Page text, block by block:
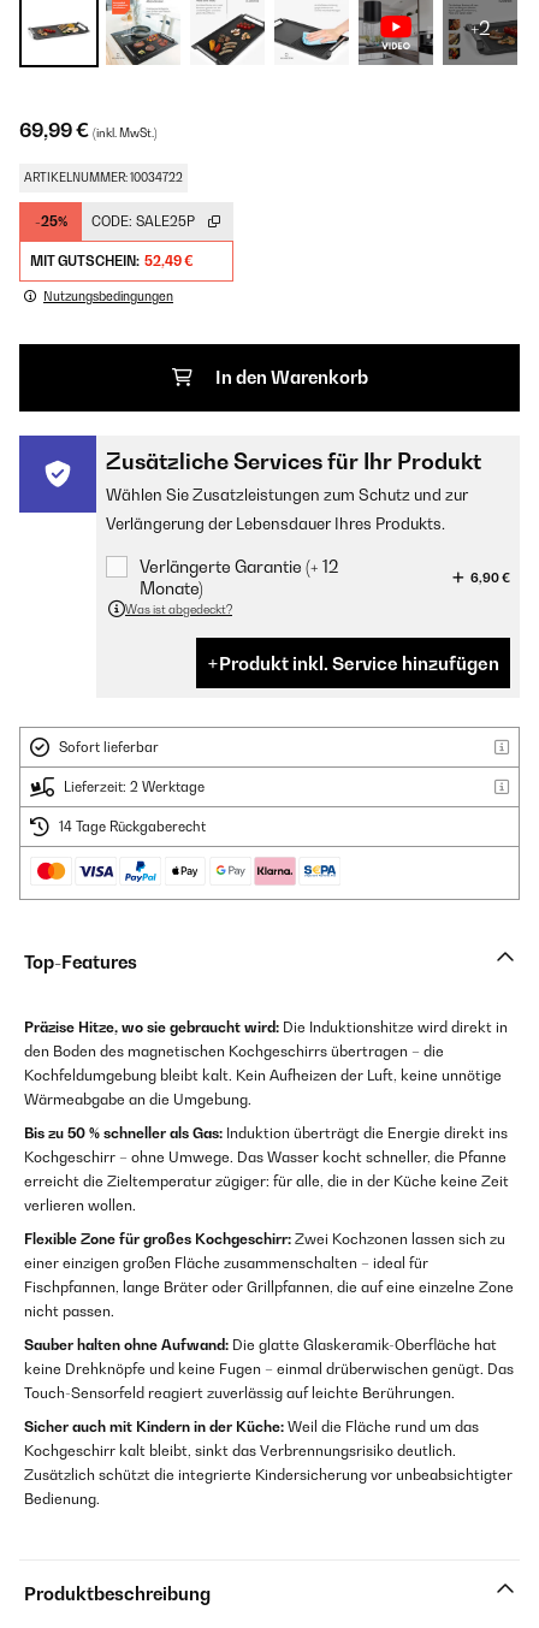
+2
69,99 € (inkl. MwSt.)
ARTIKELNUMMER: 10034722
-25% CODE: SALE25P
MIT GUTSCHEIN: 52,49 €
Nutzungsbedingungen
In den Warenkorb
Zusätzliche Services für Ihr Produkt
Wählen Sie Zusatzleistungen zum Schutz und zur
Verlängerung der Lebensdauer Ihres Produkts.
Verlängerte Garantie (+ 12
Monate)
6,90 €
Was ist abgedeckt?
Produkt inkl. Service hinzufügen
Sofort lieferbar
Lieferzeit: 2 Werktage
14 Tage Rückgaberecht
Top-Features
Präzise Hitze, wo sie gebraucht wird: Die Induktionshitze wird direkt in
den Boden des magnetischen Kochgeschirrs übertragen – die
Kochfeldumgebung bleibt kalt. Kein Aufheizen der Luft, keine unnötige
Wärmeabgabe an die Umgebung.
Bis zu 50 % schneller als Gas: Induktion überträgt die Energie direkt ins
Kochgeschirr – ohne Umwege. Das Wasser kocht schneller, die Pfanne
erreicht die Zieltemperatur zügiger: für alle, die in der Küche keine Zeit
verlieren wollen.
Flexible Zone für großes Kochgeschirr: Zwei Kochzonen lassen sich zu
einer einzigen großen Fläche zusammenschalten – ideal für
Fischpfannen, lange Bräter oder Grillpfannen, die auf eine einzelne Zone
nicht passen.
Sauber halten ohne Aufwand: Die glatte Glaskeramik-Oberfläche hat
keine Drehknöpfe und keine Fugen – einmal drüberwischen genügt. Das
Touch-Sensorfeld reagiert zuverlässig auf leichte Berührungen.
Sicher auch mit Kindern in der Küche: Weil die Fläche rund um das
Kochgeschirr kalt bleibt, sinkt das Verbrennungsrisiko deutlich.
Zusätzlich schützt die integrierte Kindersicherung vor unbeabsichtigter
Bedienung.
Produktbeschreibung